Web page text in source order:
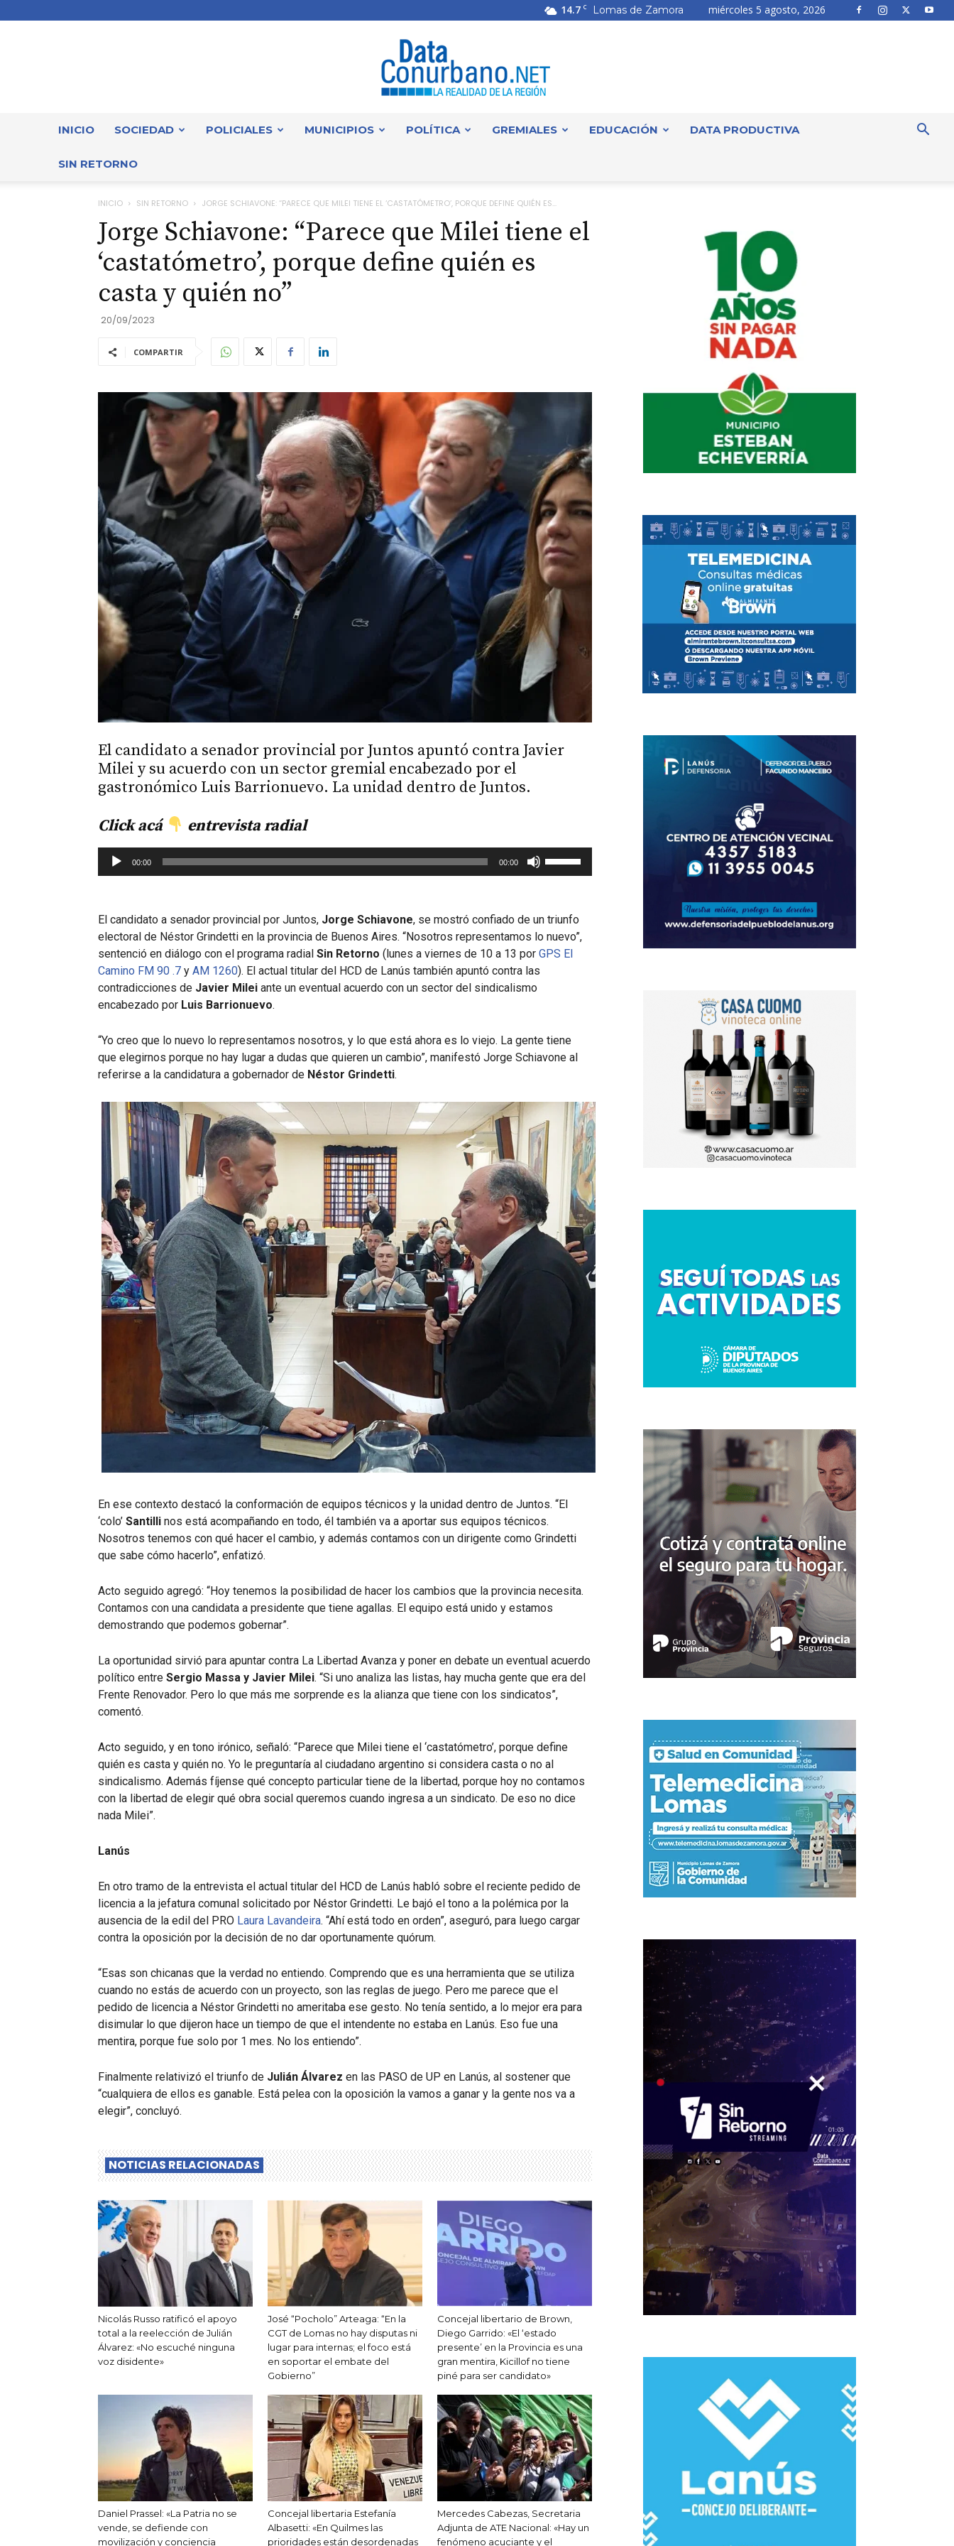
14.7 C Lomas de Zamora miércoles 5 agosto, 2026
INICIO SOCIEDAD POLICIALES MUNICIPIOS POLÍTICA GREMIALES EDUCACIÓN DATA PRODUCTIVA
SIN RETORNO
INICIO SIN RETORNO JORGE SCHIAVONE: “PARECE QUE MILEI TIENE EL ‘CASTATÓMETRO’, PORQUE DEFINE QUIÉN ES...
Jorge Schiavone: “Parece que Milei tiene el
‘castatómetro’, porque define quién es
casta y quién no”
20/09/2023
COMPARTIR
El candidato a senador provincial por Juntos apuntó contra Javier
Milei y su acuerdo con un sector gremial encabezado por el
gastronómico Luis Barrionuevo. La unidad dentro de Juntos.
Clickacá entrevista radial
Reproductor
00:00 00:00
flecha
arriba/abajo
para
volumen.
El candidato a senador provincial por Juntos, Jorge Schiavone, se mostró confiado de un triunfo
electoral de Néstor Grindetti en la provincia de Buenos Aires. “Nosotros representamos lo nuevo”,
sentenció en diálogo con el programa radial Sin Retorno (lunes a viernes de 10 a 13 por GPS El
Camino FM 90 .7 y AM 1260). El actual titular del HCD de Lanús también apuntó contra las
contradicciones de Javier Milei ante un eventual acuerdo con un sector del sindicalismo
encabezado por Luis Barrionuevo.
“Yo creo que lo nuevo lo representamos nosotros, y lo que está ahora es lo viejo. La gente tiene
que elegirnos porque no hay lugar a dudas que quieren un cambio”, manifestó Jorge Schiavone al
referirse a la candidatura a gobernador de Néstor Grindetti.
En ese contexto destacó la conformación de equipos técnicos y la unidad dentro de Juntos. “El
‘colo’ Santilli nos está acompañando en todo, él también va a aportar sus equipos técnicos.
Nosotros tenemos con qué hacer el cambio, y además contamos con un dirigente como Grindetti
que sabe cómo hacerlo”, enfatizó.
Acto seguido agregó: “Hoy tenemos la posibilidad de hacer los cambios que la provincia necesita.
Contamos con una candidata a presidente que tiene agallas. El equipo está unido y estamos
demostrando que podemos gobernar”.
La oportunidad sirvió para apuntar contra La Libertad Avanza y poner en debate un eventual acuerdo
político entre Sergio Massa y Javier Milei. “Si uno analiza las listas, hay mucha gente que era del
Frente Renovador. Pero lo que más me sorprende es la alianza que tiene con los sindicatos”,
comentó.
Acto seguido, y en tono irónico, señaló: “Parece que Milei tiene el ‘castatómetro’, porque define
quién es casta y quién no. Yo le preguntaría al ciudadano argentino si considera casta o no al
sindicalismo. Además fíjense qué concepto particular tiene de la libertad, porque hoy no contamos
con la libertad de elegir qué obra social queremos cuando ingresa a un sindicato. De eso no dice
nada Milei”.
Lanús
En otro tramo de la entrevista el actual titular del HCD de Lanús habló sobre el reciente pedido de
licencia a la jefatura comunal solicitado por Néstor Grindetti. Le bajó el tono a la polémica por la
ausencia de la edil del PRO Laura Lavandeira. “Ahí está todo en orden”, aseguró, para luego cargar
contra la oposición por la decisión de no dar oportunamente quórum.
“Esas son chicanas que la verdad no entiendo. Comprendo que es una herramienta que se utiliza
cuando no estás de acuerdo con un proyecto, son las reglas de juego. Pero me parece que el
pedido de licencia a Néstor Grindetti no ameritaba ese gesto. No tenía sentido, a lo mejor era para
disimular lo que dijeron hace un tiempo de que el intendente no estaba en Lanús. Eso fue una
mentira, porque fue solo por 1 mes. No los entiendo”.
Finalmente relativizó el triunfo de Julián Álvarez en las PASO de UP en Lanús, al sostener que
“cualquiera de ellos es ganable. Está pelea con la oposición la vamos a ganar y la gente nos va a
elegir”, concluyó.
NOTICIAS RELACIONADAS
Nicolás Russo ratificó el apoyo
total a la reelección de Julián
Álvarez: «No escuché ninguna
voz disidente»
José “Pocholo” Arteaga: “En la
CGT de Lomas no hay disputas ni
lugar para internas; el foco está
en soportar el embate del
Gobierno”
Concejal libertario de Brown,
Diego Garrido: «El ‘estado
presente’ en la Provincia es una
gran mentira, Kicillof no tiene
piné para ser candidato»
Daniel Prassel: «La Patria no se
vende, se defiende con
movilización y conciencia
Concejal libertaria Estefanía
Albasetti: «En Quilmes las
prioridades están desordenadas
Mercedes Cabezas, Secretaria
Adjunta de ATE Nacional: «Hay un
fenómeno acuciante y el